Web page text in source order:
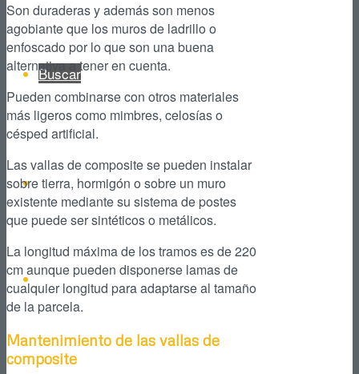
Buscar
Facebook
Instagram
Son duraderas y además son menos
agobiante que los muros de ladrillo o
enfoscado por lo que son una buena
alternativa a tener en cuenta.
Pueden combinarse con otros materiales
más ligeros como mimbres, celosías o
césped artificial.
Las vallas de composite se pueden instalar
sobre tierra, hormigón o sobre un muro
existente mediante su sistema de postes
que puede ser sintéticos o metálicos.
La longitud máxima de los tramos es de 220
cm aunque pueden disponerse lamas de
cualquier longitud para adaptarse al tamaño
de la parcela.
Mantenimiento de las vallas de
composite